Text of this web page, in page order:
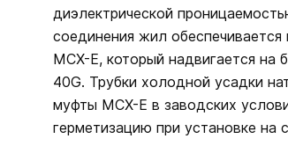
диэлектрической
соединения жил
МСХ-Е, который надвигается на
40G. Трубки холодной усадки
муфты МСХ-Е в заводских
герметизацию при установке на